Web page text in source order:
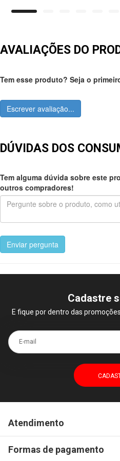
AVALIAÇÕES DO
Tem esse produto? Seja o
Escrever avaliação...
DÚVIDAS DOS
Tem alguma dúvida sobre este
outros compradores!
Enviar pergunta
Cadastre
E fique por dentro das
E-mail
Atendimento
Formas de pagamento